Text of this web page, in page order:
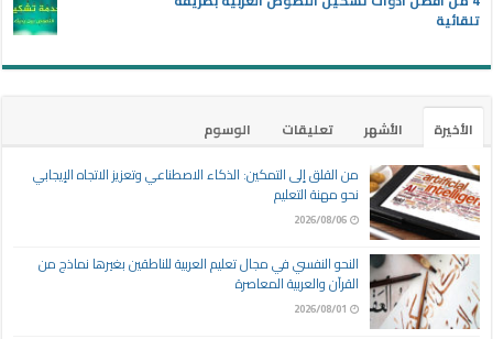
تلقائية
الأخيرة الأشهر تعليقات
الوسوم
من القلق إلى التمكين: الذكاء الاصطناعي وتعزيز الاتجاه الإيجابي
نحو مهنة التعليم
2026/08/06
النحو النفسي في مجال تعليم العربية للناطقين بغيرها نماذج من
القرآن والعربية المعاصرة
2026/08/01